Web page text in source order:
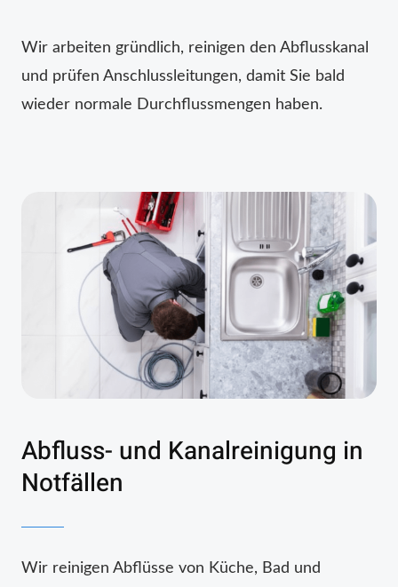
Wir arbeiten gründlich, reinigen den Abflusskanal
und prüfen Anschlussleitungen, damit Sie bald
wieder normale Durchflussmengen haben.
Abfluss- und Kanalreinigung in
Notfällen
Wir reinigen Abflüsse von Küche, Bad und